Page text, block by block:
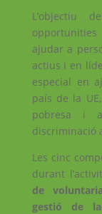
L’objectiu
ajudar a
actius i en
especial en
país de la
pobresa i
discriminació
Les cinc
durant
de
gestió de